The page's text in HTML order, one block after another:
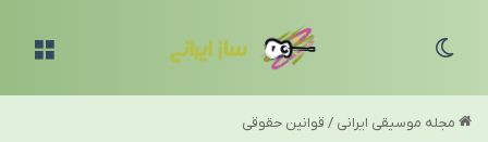
مجله موسیقی ایرانی / قوانین حقوقی